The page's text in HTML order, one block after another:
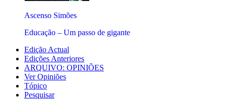
Ascenso Simões
Educação – Um passo de gigante
Edição Actual
Edições Anteriores
ARQUIVO: OPINIÕES
Ver Opiniões
Tópico
Pesquisar